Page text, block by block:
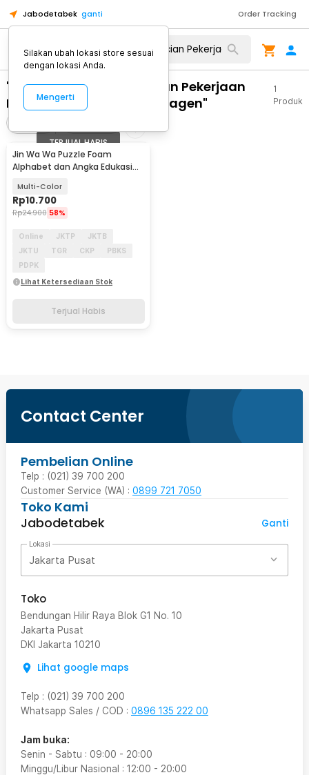
Jabodetabek ganti Order Tracking
"WA 0812 2782 5310 Rincian Pekerjaan
Plafon Cantik Masaran Sragen"
1
Produk
TERJUAL HABIS
Jin Wa Wa Puzzle Foam
Alphabet dan Angka Edukasi
Multi-Color
Rp10.700
Rp24.900 58%
Online JKTP
JKTB
JKTU
TGR CKP
PBKS
PDPK
Lihat Ketersediaan Stok
Terjual Habis
Contact Center
Pembelian Online
Telp : (021) 39 700 200
Customer Service (WA) : 0899 721 7050
Toko Kami
Jabodetabek
Ganti
Lokasi
Jakarta Pusat
Toko
Bendungan Hilir Raya Blok G1 No. 10
Jakarta Pusat
DKI Jakarta 10210
Lihat google maps
Telp : (021) 39 700 200
Whatsapp Sales / COD : 0896 135 222 00
Jam buka:
Senin - Sabtu : 09:00 - 20:00
Minggu/Libur Nasional : 12:00 - 20:00
Silakan ubah lokasi store sesuai
dengan lokasi Anda.
Mengerti